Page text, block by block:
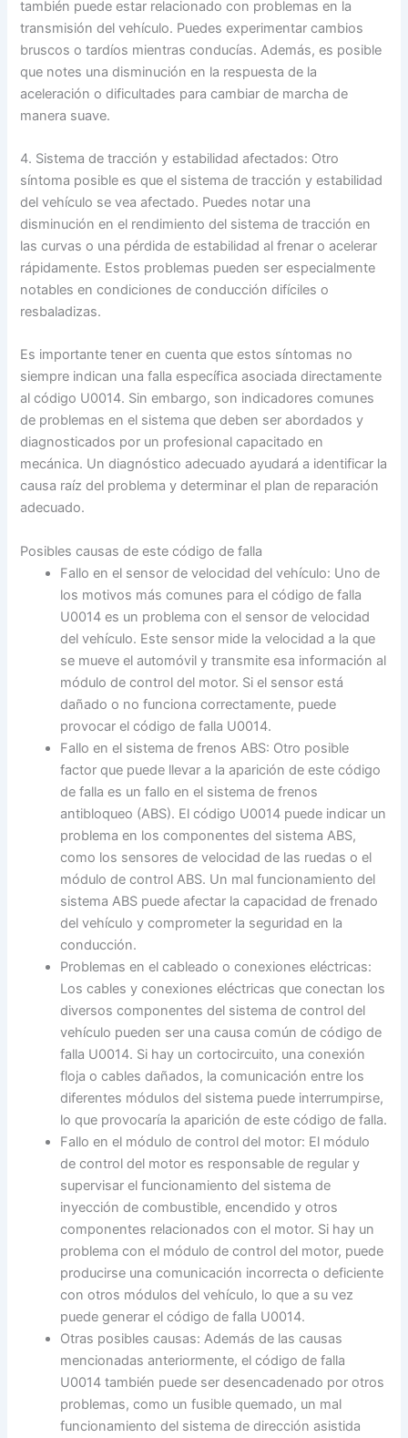
también puede estar relacionado con problemas en la
transmisión del vehículo. Puedes experimentar cambios
bruscos o tardíos mientras conducías. Además, es posible
que notes una disminución en la respuesta de la
aceleración o dificultades para cambiar de marcha de
manera suave.
4. Sistema de tracción y estabilidad afectados: Otro
síntoma posible es que el sistema de tracción y estabilidad
del vehículo se vea afectado. Puedes notar una
disminución en el rendimiento del sistema de tracción en
las curvas o una pérdida de estabilidad al frenar o acelerar
rápidamente. Estos problemas pueden ser especialmente
notables en condiciones de conducción difíciles o
resbaladizas.
Es importante tener en cuenta que estos síntomas no
siempre indican una falla específica asociada directamente
al código U0014. Sin embargo, son indicadores comunes
de problemas en el sistema que deben ser abordados y
diagnosticados por un profesional capacitado en
mecánica. Un diagnóstico adecuado ayudará a identificar la
causa raíz del problema y determinar el plan de reparación
adecuado.
Posibles causas de este código de falla
Fallo en el sensor de velocidad del vehículo: Uno de
los motivos más comunes para el código de falla
U0014 es un problema con el sensor de velocidad
del vehículo. Este sensor mide la velocidad a la que
se mueve el automóvil y transmite esa información al
módulo de control del motor. Si el sensor está
dañado o no funciona correctamente, puede
provocar el código de falla U0014.
Fallo en el sistema de frenos ABS: Otro posible
factor que puede llevar a la aparición de este código
de falla es un fallo en el sistema de frenos
antibloqueo (ABS). El código U0014 puede indicar un
problema en los componentes del sistema ABS,
como los sensores de velocidad de las ruedas o el
módulo de control ABS. Un mal funcionamiento del
sistema ABS puede afectar la capacidad de frenado
del vehículo y comprometer la seguridad en la
conducción.
Problemas en el cableado o conexiones eléctricas:
Los cables y conexiones eléctricas que conectan los
diversos componentes del sistema de control del
vehículo pueden ser una causa común de código de
falla U0014. Si hay un cortocircuito, una conexión
floja o cables dañados, la comunicación entre los
diferentes módulos del sistema puede interrumpirse,
lo que provocaría la aparición de este código de falla.
Fallo en el módulo de control del motor: El módulo
de control del motor es responsable de regular y
supervisar el funcionamiento del sistema de
inyección de combustible, encendido y otros
componentes relacionados con el motor. Si hay un
problema con el módulo de control del motor, puede
producirse una comunicación incorrecta o deficiente
con otros módulos del vehículo, lo que a su vez
puede generar el código de falla U0014.
Otras posibles causas: Además de las causas
mencionadas anteriormente, el código de falla
U0014 también puede ser desencadenado por otros
problemas, como un fusible quemado, un mal
funcionamiento del sistema de dirección asistida